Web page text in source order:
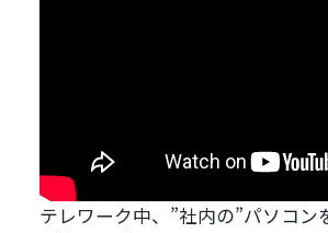
テレワーク中、”社内の”パソコン